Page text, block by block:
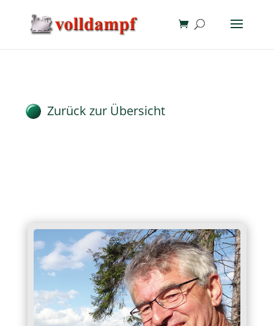
Zurück zur Übersicht